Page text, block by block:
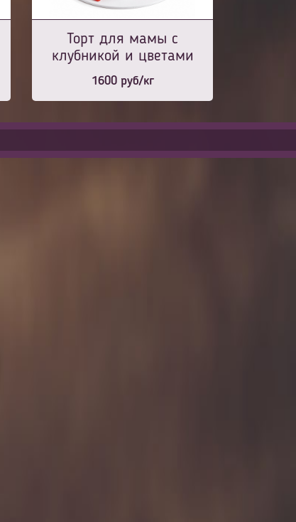
Торт для мамы с
клубникой и цветами
1600руб/кг